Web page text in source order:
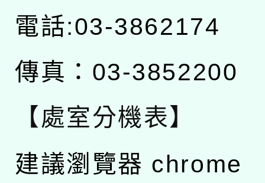
電話:03-3862174
傳真：03-3852200
【處室分機表】
建議瀏覽器 chrome